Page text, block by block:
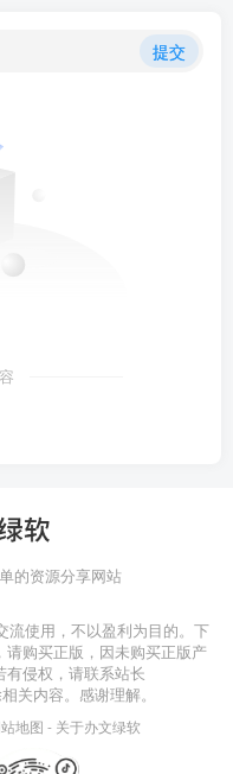
提交
的资源分享网站
流使用，不以盈利为目的。下
购买正版，因未购买正版产
侵权，请联系站长
关内容。感谢理解。
地图 - 关于办文绿软